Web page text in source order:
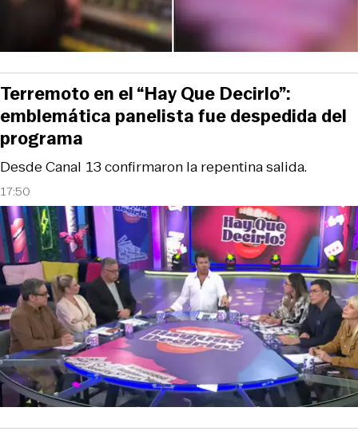
17:50
Desde Canal 13 confirmaron la repentina salida.
Terremoto en el “Hay Que Decirlo”:
emblemática panelista fue despedida del
programa